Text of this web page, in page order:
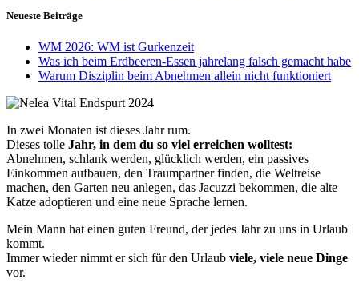
Neueste Beiträge
WM 2026: WM ist Gurkenzeit
Was ich beim Erdbeeren-Essen jahrelang falsch gemacht habe
Warum Disziplin beim Abnehmen allein nicht funktioniert
In zwei Monaten ist dieses Jahr rum.
Dieses tolle Jahr, in dem du so viel erreichen wolltest:
Abnehmen, schlank werden, glücklich werden, ein passives
Einkommen aufbauen, den Traumpartner finden, die Weltreise
machen, den Garten neu anlegen, das Jacuzzi bekommen, die alte
Katze adoptieren und eine neue Sprache lernen.
Mein Mann hat einen guten Freund, der jedes Jahr zu uns in Urlaub
kommt.
Immer wieder nimmt er sich für den Urlaub viele, viele neue Dinge
vor.